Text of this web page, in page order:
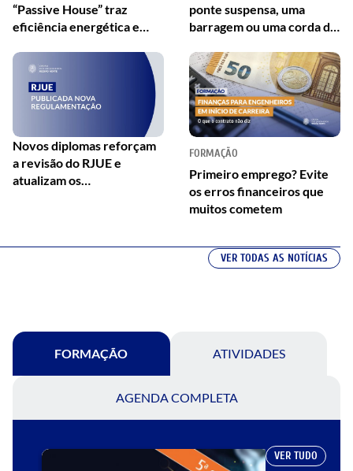
“Passive House” traz
eficiência energética e
ponte suspensa, uma
barragem ou uma corda de
Novos diplomas reforçam
a revisão do RJUE e
atualizam os
FORMAÇÃO
Primeiro emprego? Evite
os erros financeiros que
muitos cometem
VER TODAS AS NOTÍCIAS
FORMAÇÃO ATIVIDADES
AGENDA COMPLETA
VER TUDO